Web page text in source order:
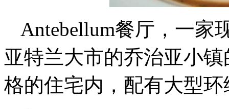
Antebellum餐厅，一家
亚特兰大市的乔治亚小
格的住宅内，配有大型